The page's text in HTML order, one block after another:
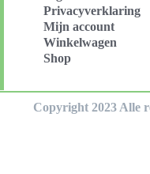
Privacyverklaring
Mijn account
Winkelwagen
Shop
Copyright 2023 Alle